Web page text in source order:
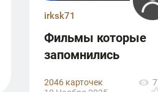
irksk71
Фильмы которые
запомнились
2046 карточек